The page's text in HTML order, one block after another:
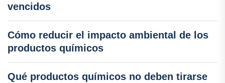
vencidos
Cómo reducir el impacto ambiental de los
productos químicos
Qué productos químicos no deben tirarse